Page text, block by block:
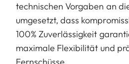
technischen Vorgaben an
umgesetzt, dass
100% Zuverlässigkeit
maximale Flexibilität und